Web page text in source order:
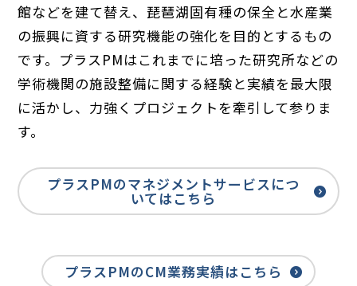
館などを建て替え、琵琶湖固有種の保全と水産業
の振興に資する研究機能の強化を目的とするもの
です。プラスPMはこれまでに培った研究所などの
学術機関の施設整備に関する経験と実績を最大限
に活かし、力強くプロジェクトを牽引して参りま
す。
プラスPMのマネジメントサービスにつ
いてはこちら
プラスPMのCM業務実績はこちら